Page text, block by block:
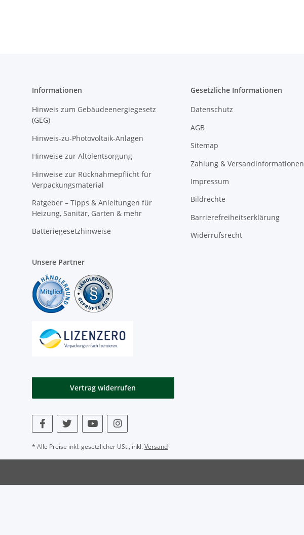
Informationen
Hinweis zum Gebäudeenergiegesetz
(GEG)
Hinweis-zu-Photovoltaik-Anlagen
Hinweise zur Altölentsorgung
Hinweise zur Rücknahmepflicht für
Verpackungsmaterial
Ratgeber – Tipps & Anleitungen für
Heizung, Sanitär, Garten & mehr
Batteriegesetzhinweise
Gesetzliche Informationen
Datenschutz
AGB
Sitemap
Zahlung & Versandinformationen
Impressum
Bildrechte
Barrierefreiheitserklärung
Widerrufsrecht
Unsere Partner
Vertrag widerrufen
* Alle Preise inkl. gesetzlicher USt., inkl.Versand